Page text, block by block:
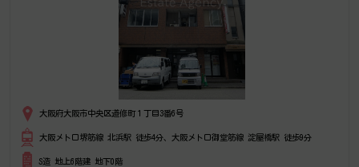
大阪府大阪市中央区道修町１丁目3番6号
大阪メトロ堺筋線 北浜駅 徒歩4分、大阪メトロ御堂筋線 淀屋橋駅 徒歩9分
S造 地上6階建 地下0階